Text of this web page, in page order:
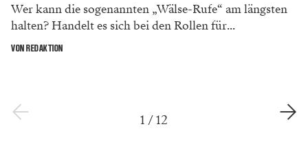
Wer kann die sogenannten „Wälse-Rufe“ am längsten
halten? Handelt es sich bei den Rollen für...
VON REDAKTION
1 /12